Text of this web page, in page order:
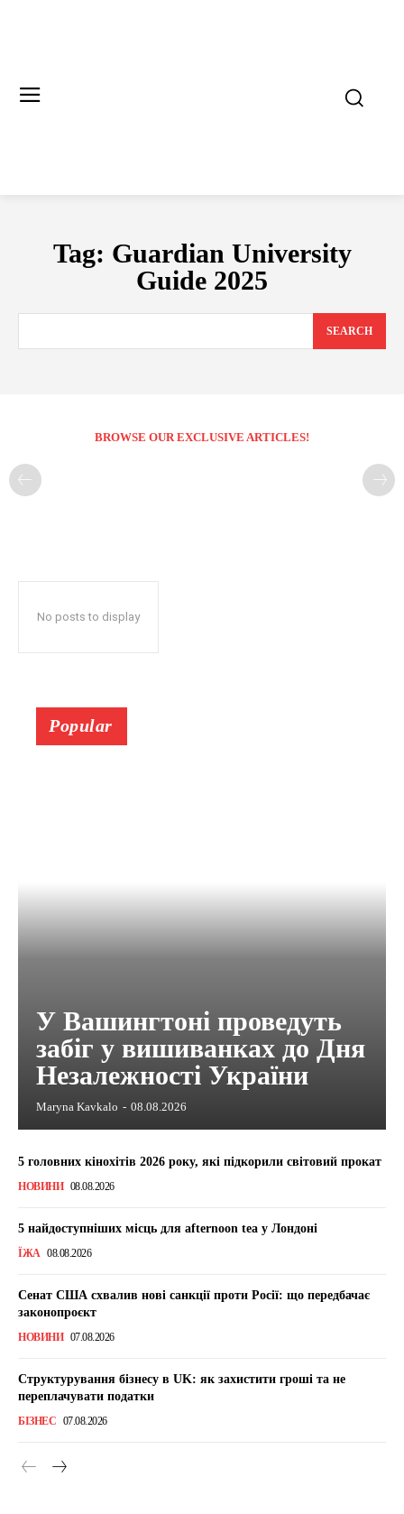
Tag: Guardian University
Guide 2025
SEARCH
BROWSE OUR EXCLUSIVE ARTICLES!
No posts to display
Popular
У Вашингтоні проведуть
забіг у вишиванках до Дня
Незалежності України
Maryna Kavkalo - 08.08.2026
5 головних кінохітів 2026 року, які підкорили світовий прокат
НОВИНИ 08.08.2026
5 найдоступніших місць для afternoon tea у Лондоні
ЇЖА 08.08.2026
Сенат США схвалив нові санкції проти Росії: що передбачає
законопроєкт
НОВИНИ 07.08.2026
Структурування бізнесу в UK: як захистити гроші та не
переплачувати податки
БІЗНЕС 07.08.2026